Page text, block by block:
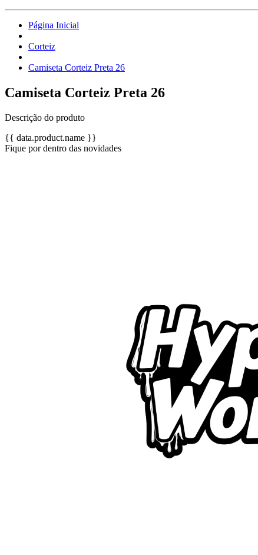
Página Inicial
Corteiz
Camiseta Corteiz Preta 26
Camiseta Corteiz Preta 26
Descrição do produto
{{ data.product.name }}
Fique por dentro das novidades